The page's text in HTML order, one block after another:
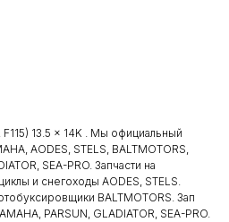
13.5 x 14K . Мы официальный
AODES, STELS, BALTMOTORS,
SEA-PRO. Запчасти на
и снегоходы AODES, STELS.
BALTMOTORS. Зап
PARSUN, GLADIATOR, SEA-PRO.